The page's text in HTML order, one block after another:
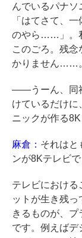
んでいるパナソ
「はてさて、
のやら……」。
このごろ。残
かりません……
――うーん、同
けているだけに
ニックが作る
麻倉： それはと
ンが8Kテレビ
テレビにおける
ットが生き残
きるものが、
です。例えばデ